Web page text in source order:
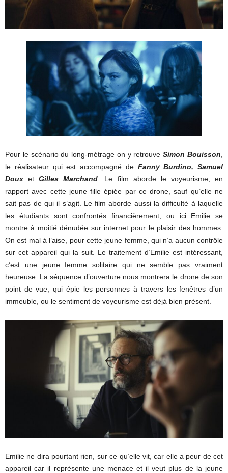
Pour le scénario du long-métrage on y retrouve Simon Bouisson,
le réalisateur qui est accompagné de Fanny Burdino, Samuel
Doux etGilles Marchand. Le film aborde le voyeurisme, en
rapport avec cette jeune fille épiée par ce drone, sauf qu’elle ne
sait pas de qui il s’agit. Le film aborde aussi la difficulté à laquelle
les étudiants sont confrontés financièrement, ou ici Emilie se
montre à moitié dénudée sur internet pour le plaisir des hommes.
On est mal à l’aise, pour cette jeune femme, qui n’a aucun contrôle
sur cet appareil qui la suit. Le traitement d’Emilie est intéressant,
c’est une jeune femme solitaire qui ne semble pas vraiment
heureuse. La séquence d’ouverture nous montrera le drone de son
point de vue, qui épie les personnes à travers les fenêtres d’un
immeuble, ou le sentiment de voyeurisme est déjà bien présent.
Emilie ne dira pourtant rien, sur ce qu’elle vit, car elle a peur de cet
appareil car il représente une menace et il veut plus de la jeune